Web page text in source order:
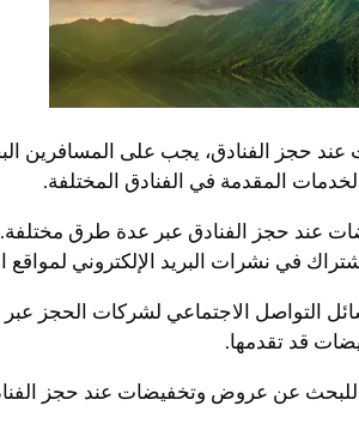
حجز الفنادق، يجب على المسافرين
المقدمة في الفنادق المختلفة.
عند حجز الفنادق عبر عدة طرق
في نشرات البريد الإلكتروني
التواصل الاجتماعي لشركات الحجز
قد تقدمها.
للبحث عن عروض وتخفيضات عند حجز